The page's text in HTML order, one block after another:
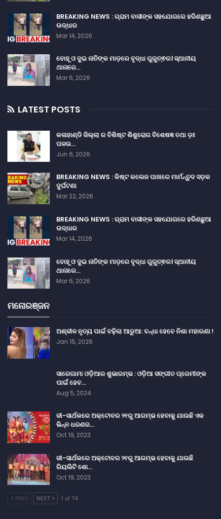
BREAKING NEWS : ଗ୍ରାମ ବାସୀଙ୍କ ସହଯୋଗରେ ହରିଣଛୁଆ
ଉଦ୍ଧାର
Mar 14, 2026
ବୋହୂ ଓ ଦୁଇ ନାତିଙ୍କ ମାଡ଼ରେ ବୃଦ୍ଧା ଗୁରୁତ୍ଵର। ସ୍ଥାନୀୟ
ଥାନାରେ…
Mar 6, 2026
LATEST POSTS
କଳାହାଣ୍ଡି ଜିଲ୍ଲା ର ବିଶିଷ୍ଟ ଶିଶୁରୋଗ ବିଶେଷଜ୍ଞ ତଥା ଡ଼ଃ
ପଳଉ…
Jun 6, 2026
BREAKING NEWS : କିଷ୍ଟ କଲେଜ ପାଖରେ ମାର୍ମନ୍ତୁଦ ସଡ଼କ
ଦୁର୍ଘଟଣା
Mar 22, 2026
BREAKING NEWS : ଗ୍ରାମ ବାସୀଙ୍କ ସହଯୋଗରେ ହରିଣଛୁଆ
ଉଦ୍ଧାର
Mar 14, 2026
ବୋହୂ ଓ ଦୁଇ ନାତିଙ୍କ ମାଡ଼ରେ ବୃଦ୍ଧା ଗୁରୁତ୍ଵର। ସ୍ଥାନୀୟ
ଥାନାରେ…
Mar 6, 2026
ମନୋରଞ୍ଜନ
ଅଶ୍ଳୀଳ ନୃତ୍ୟ ପାଇଁ ବଢ଼ିଲା ଆଡୁଆ: ବନ୍ଧା ହେବେ ନିଶା ମହାରଣା !
Jan 15, 2026
ସାରେଗାମା ଓଡ଼ିଆର ଶୁଭାରମ୍ଭ : ଓଡ଼ିଆ ସଙ୍ଗୀତ ପ୍ରେମୀଙ୍କ
ପାଇଁ ହେବ…
Aug 5, 2024
ଜୀ-ସାର୍ଥକରେ ଅକ୍ଟୋବର ୨୧ରୁ ଆରମ୍ଭ ହେବାକୁ ଯାଉଛି ଏକ
ଭିନ୍ନ ଧରଣର…
Oct 19, 2023
ଜୀ-ସାର୍ଥକରେ ଅକ୍ଟୋବର ୨୧ରୁ ଆରମ୍ଭ ହେବାକୁ ଯାଉଛି
ରିୟଲିଟି ଶୋ…
Oct 19, 2023
PREV NEXT 1 of 74